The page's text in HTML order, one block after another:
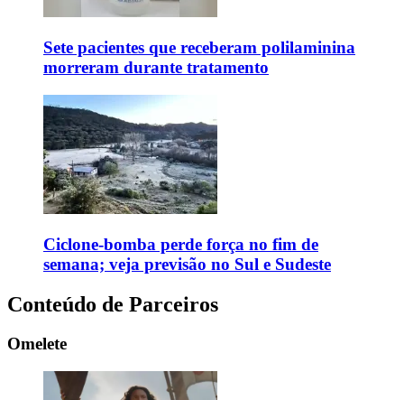
Sete pacientes que receberam polilaminina
morreram durante tratamento
Ciclone-bomba perde força no fim de
semana; veja previsão no Sul e Sudeste
Conteúdo de Parceiros
Omelete